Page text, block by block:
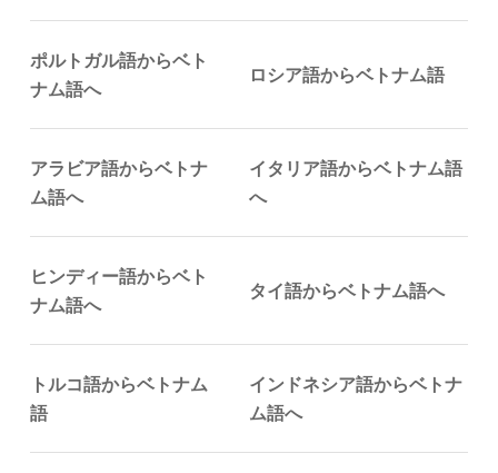
ポルトガル語からベト
ナム語へ
ロシア語からベトナム語
アラビア語からベトナ
ム語へ
イタリア語からベトナム語
へ
ヒンディー語からベト
ナム語へ
タイ語からベトナム語へ
トルコ語からベトナム
語
インドネシア語からベトナ
ム語へ